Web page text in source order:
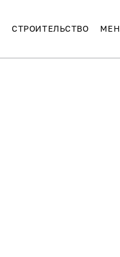
СТРОИТЕЛЬСТВО